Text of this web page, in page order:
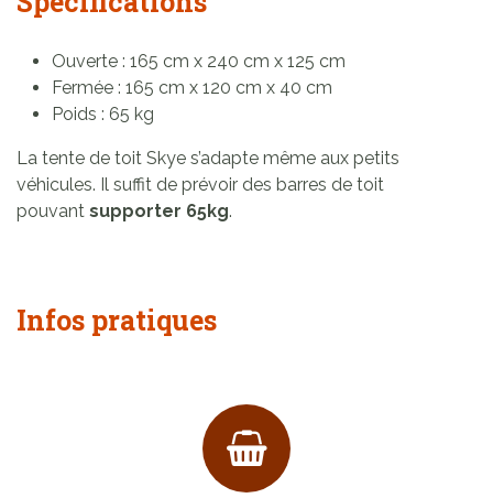
Ouverte : 165 cm x 240 cm x 125 cm
Fermée : 165 cm x 120 cm x 40 cm
Poids : 65 kg
La tente de toit Skye s’adapte même aux petits
véhicules. Il suffit de prévoir des barres de toit
pouvant supporter 65kg.
Infos pratiques